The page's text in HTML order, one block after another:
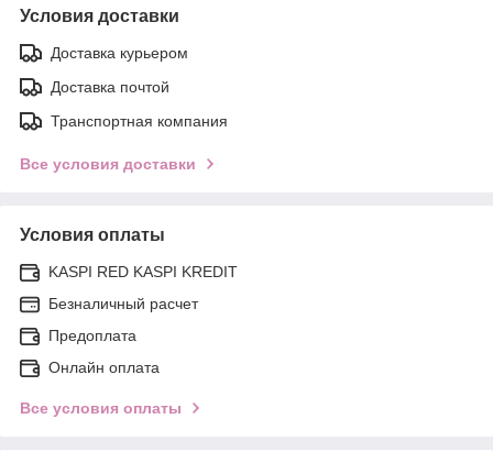
Условия доставки
Доставка курьером
Доставка почтой
Транспортная компания
Все условия доставки
Условия оплаты
KASPI RED KASPI KREDIT
Безналичный расчет
Предоплата
Онлайн оплата
Все условия оплаты